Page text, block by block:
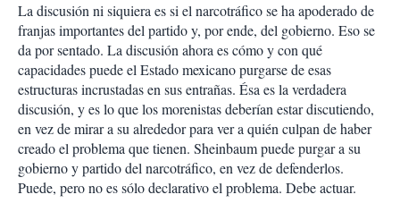
La discusión ni siquiera es si el narcotráfico se ha apoderado de
franjas importantes del partido y, por ende, del gobierno. Eso se
da por sentado. La discusión ahora es cómo y con qué
capacidades puede el Estado mexicano purgarse de esas
estructuras incrustadas en sus entrañas. Ésa es la verdadera
discusión, y es lo que los morenistas deberían estar discutiendo,
en vez de mirar a su alrededor para ver a quién culpan de haber
creado el problema que tienen. Sheinbaum puede purgar a su
gobierno y partido del narcotráfico, en vez de defenderlos.
Puede, pero no es sólo declarativo el problema. Debe actuar.